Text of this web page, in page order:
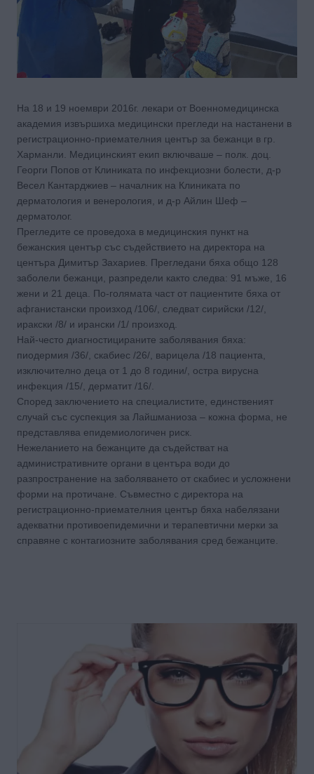
На 18 и 19 ноември 2016г. лекари от Военномедицинска
академия извършиха медицински прегледи на настанени в
регистрационно-приемателния център за бежанци в гр.
Харманли. Медицинският екип включваше – полк. доц.
Георги Попов от Клиниката по инфекциозни болести, д-р
Весел Кантарджиев – началник на Клиниката по
дерматология и венерология, и д-р Айлин Шеф –
дерматолог.
Прегледите се проведоха в медицинския пункт на
бежанския център със съдействието на директора на
центъра Димитър Захариев. Прегледани бяха общо 128
заболели бежанци, разпредели както следва: 91 мъже, 16
жени и 21 деца. По-голямата част от пациентите бяха от
афганистански произход /106/, следват сирийски /12/,
иракски /8/ и ирански /1/ произход.
Най-често диагностицираните заболявания бяха:
пиодермия /36/, скабиес /26/, варицела /18 пациента,
изключително деца от 1 до 8 години/, остра вирусна
инфекция /15/, дерматит /16/.
Според заключението на специалистите, единственият
случай със суспекция за Лайшманиоза – кожна форма, не
представлява епидемиологичен риск.
Нежеланието на бежанците да съдействат на
административните органи в центъра води до
разпространение на заболяването от скабиес и усложнени
форми на протичане. Съвместно с директора на
регистрационно-приемателния център бяха набелязани
адекватни противоепидемични и терапевтични мерки за
справяне с контагиозните заболявания сред бежанците.